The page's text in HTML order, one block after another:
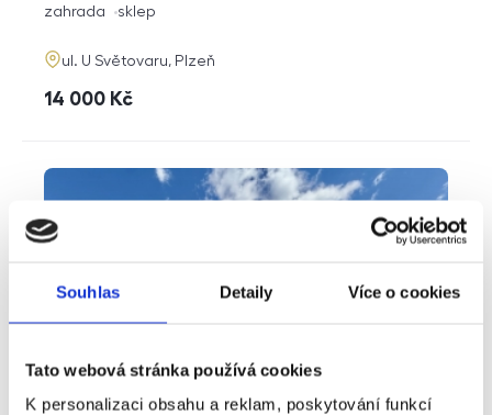
Souhlas Detaily Více o cookies
Tato webová stránka používá cookies
K personalizaci obsahu a reklam, poskytování funkcí
funkce
zahrada sklep
adresa
ul. U Světovaru, Plzeň
cena
14 000 Kč